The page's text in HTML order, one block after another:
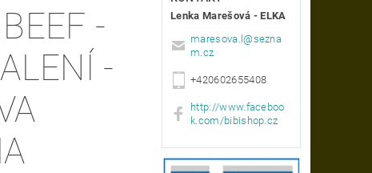
-
-
Lenka Marešová - ELKA
maresova.l@sezna
m.cz
+420602655408
http://www.faceboo
k.com/bibishop.cz